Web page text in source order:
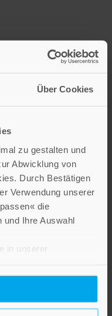
Über Cookies
zu gestalten und
Abwicklung von
Durch Bestätigen
Verwendung unserer
die
und Ihre Auswahl
in unserer